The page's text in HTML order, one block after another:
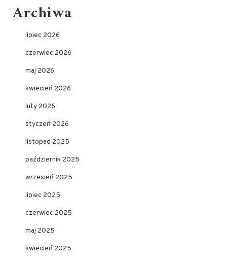
Archiwa
lipiec 2026
czerwiec 2026
maj 2026
kwiecień 2026
luty 2026
styczeń 2026
listopad 2025
październik 2025
wrzesień 2025
lipiec 2025
czerwiec 2025
maj 2025
kwiecień 2025